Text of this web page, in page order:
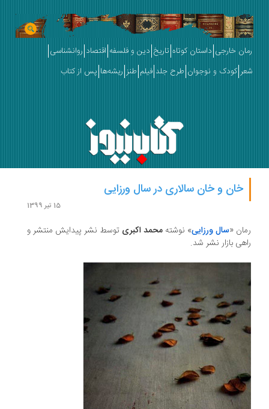
رمان خارجی داستان کوتاه تاریخ دین و فلسفه اقتصاد روانشناسی
شعر کودک و نوجوان طرح جلد فیلم طنز ریشه‌ها پس از کتاب
خان و خان سالاری در سال ورزایی
15 تیر 1399
رمان «سال ورزایی» نوشته محمد اکبری توسط نشر پیدایش منتشر و
راهی بازار نشر شد.